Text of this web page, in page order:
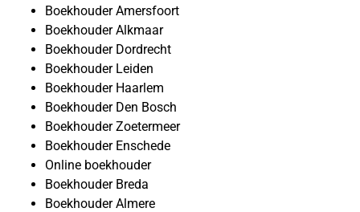
Boekhouder Amersfoort
Boekhouder Alkmaar
Boekhouder Dordrecht
Boekhouder Leiden
Boekhouder Haarlem
Boekhouder Den Bosch
Boekhouder Zoetermeer
Boekhouder Enschede
Online boekhouder
Boekhouder Breda
Boekhouder Almere